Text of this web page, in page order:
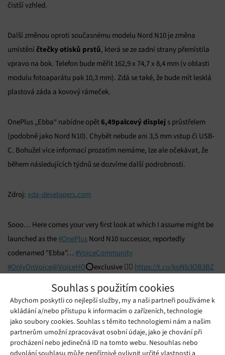
Souhlas s použitím cookies
Abychom poskytli co nejlepší služby, my a naši partneři používáme k
ukládání a/nebo přístupu k informacím o zařízeních, technologie
jako soubory cookies. Souhlas s těmito technologiemi nám a našim
partnerům umožní zpracovávat osobní údaje, jako je chování při
procházení nebo jedinečná ID na tomto webu. Nesouhlas nebo
odvolání souhlasu může nepříznivě ovlivnit určité vlastnosti a
čistší vzhled.
Další změnou oproti současnému modelu Nord N10 je změna
umístěníčtečky otisků prstů, která se ze zadní strany přemístila
vpravo na bok. Telefon bude měřit 162,9 x 74,7 x 8,4 mm (v oblasti
modulu fotoaparátu pak 10,3 mm). Zdá se také, že bude mít lesklá
plastová záda a kovový rámeček.
OnePlus „Ebba“ nabídne opět6,49palcový displej s průstřelem
(podobně jako Nord N10). Chybět nebude ani 3,5 mm vstup či USB-
C. Bohužel více informací prozatím nemáme, lze ale očekávat, že
během následujících týdnů se dozvíme další podrobnosti.
Zdroj: xda-developers.com
Sooo… Here comes your very first look at which I assume might be
launched as the#OnePlus Nord N10 successor, reportedly
codenamed "Ebba"… #VoiceCommunity
#OnlyOnVoice@VoiceHQ⭕️exclusive 👉🏻 https://t.co/koNb3OB3BZ
— Steve H.McFly (@OnLeaks)March 20, 2021
Mohlo by se vám líbit